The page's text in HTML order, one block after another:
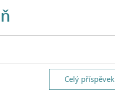
Celý příspěvek